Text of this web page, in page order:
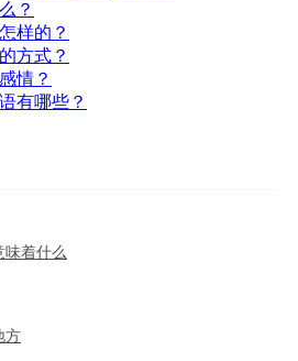
？
样的？
方式？
情？
有哪些？
味着什么
方